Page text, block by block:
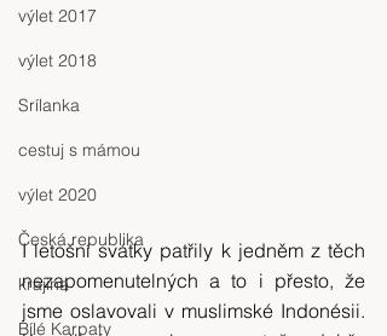
výlet 2017
výlet 2018
Srílanka
cestuj s mámou
výlet 2020
Česká republika
krajina
Bílé Karpaty
I letošní svátky patřily k jedněm z těch
nezapomenutelných a to i přesto, že
jsme oslavovali v muslimské Indonésii.